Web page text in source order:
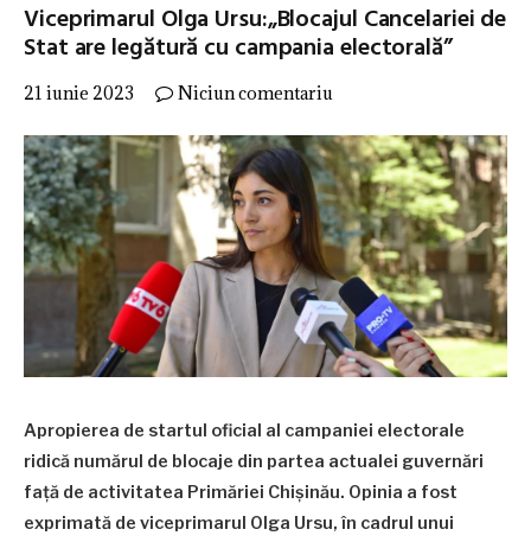
Viceprimarul Olga Ursu:„Blocajul Cancelariei de
Stat are legătură cu campania electorală”
21 iunie 2023 Niciun comentariu
Apropierea de startul oficial al campaniei electorale
ridică numărul de blocaje din partea actualei guvernări
față de activitatea Primăriei Chișinău. Opinia a fost
exprimată de viceprimarul Olga Ursu, în cadrul unui